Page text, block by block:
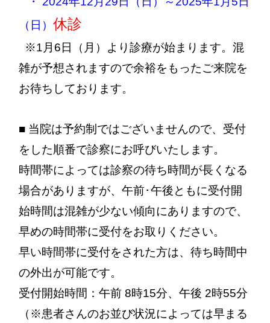
（日）休診
※1月6日（月）より診療が始まります。混
雑が予想されますので余裕をもったご来院を
お待ちしております。
■ 当院は予約制ではございませんので、受付
をした順番で診察にお呼びいたします。
時間帯によっては診察の待ち時間が長くなる
場合がありますが、午前･午後ともに受付開
始時間は混雑が少ない傾向にありますので、
早めの時間帯に受付をお取りください。
早い時間帯に受付をされた方は、待ち時間中
の外出が可能です。
受付開始時間：午前 8時15分、午後 2時55分
（※患者さんのお並び状況によっては早まる